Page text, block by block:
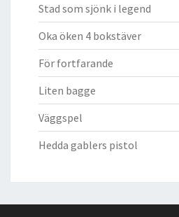
Stad som sjönk i legend
Oka öken 4 bokstäver
För fortfarande
Liten bagge
Väggspel
Hedda gablers pistol